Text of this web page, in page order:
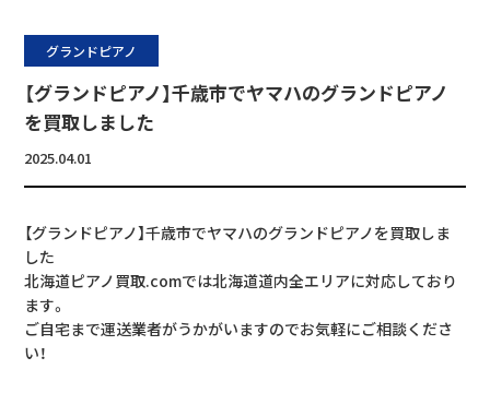
グランドピアノ
【グランドピアノ】千歳市でヤマハのグランドピアノ
を買取しました
2025.04.01
【グランドピアノ】千歳市でヤマハのグランドピアノを買取しま
した
北海道ピアノ買取.comでは北海道道内全エリアに対応しており
ます。
ご自宅まで運送業者がうかがいますのでお気軽にご相談くださ
い！